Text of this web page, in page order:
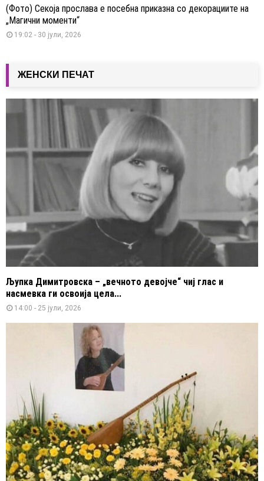
(Фото) Секоја прослава е посебна приказна со декорациите на
„Магични моменти“
19:02 - 30 јули, 2026
ЖЕНСКИ ПЕЧАТ
Љупка Димитровска – „вечното девојче“ чиј глас и
насмевка ги освоија цела...
14:00 - 25 јули, 2026